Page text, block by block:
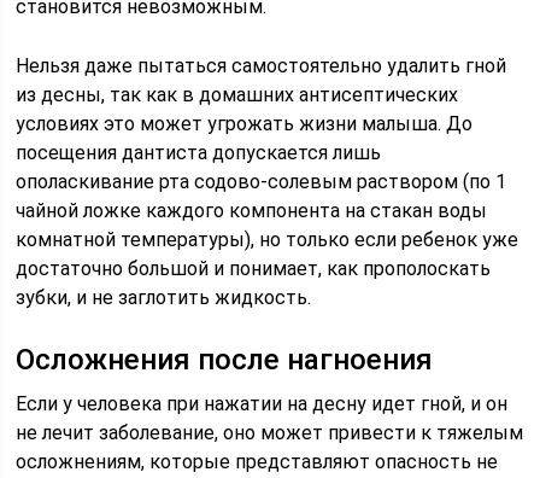
становится невозможным.
Нельзя даже пытаться самостоятельно удалить гной
из десны, так как в домашних антисептических
условиях это может угрожать жизни малыша. До
посещения дантиста допускается лишь
ополаскивание рта содово-солевым раствором (по 1
чайной ложке каждого компонента на стакан воды
комнатной температуры), но только если ребенок уже
достаточно большой и понимает, как прополоскать
зубки, и не заглотить жидкость.
Осложнения после нагноения
Если у человека при нажатии на десну идет гной, и он
не лечит заболевание, оно может привести к тяжелым
осложнениям, которые представляют опасность не